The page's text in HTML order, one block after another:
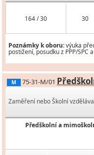
164 / 30 30
Poznámky k oboru:výuka
postižení, posudku z PPP/SPC
M 75-31-M/01
Zaměření nebo Školní
Předškolní a